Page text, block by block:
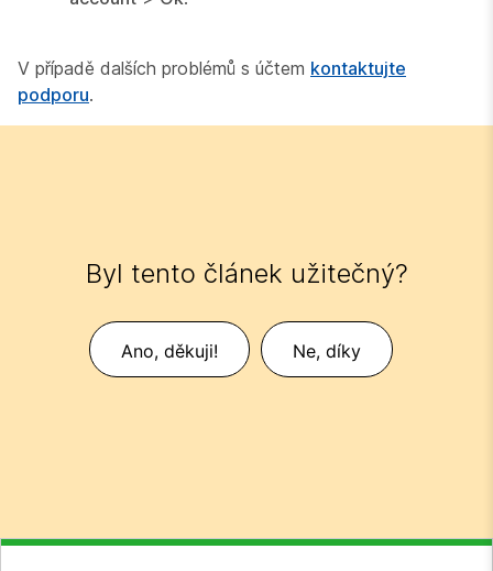
V případě dalších problémů s účtem kontaktujte
podporu.
Byl tento článek užitečný?
Ano, děkuji! Ne, díky